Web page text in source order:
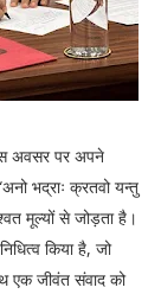
अवसर पर अपने
भद्राः क्रतवो यन्तु
मूल्यों से जोड़ता है।
किया है, जो
एक जीवंत संवाद को